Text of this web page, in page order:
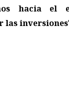
hacia el
las inversiones